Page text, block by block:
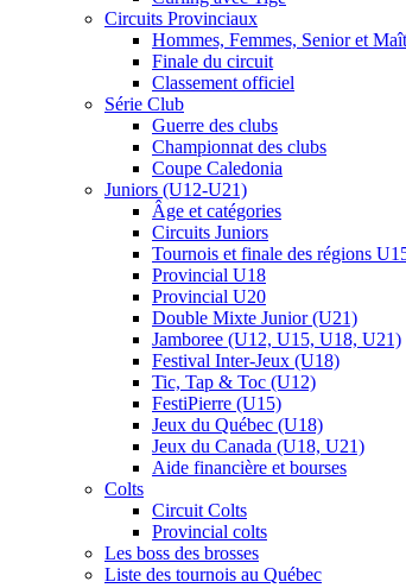
Circuits Provinciaux
Hommes, Femmes, Senior et
Finale du circuit
Classement officiel
Série Club
Guerre des clubs
Championnat des clubs
Coupe Caledonia
Juniors (U12-U21)
Âge et catégories
Circuits Juniors
Tournois et finale des régions
Provincial U18
Provincial U20
Double Mixte Junior (U21)
Jamboree (U12, U15, U18, U21)
Festival Inter-Jeux (U18)
Tic, Tap & Toc (U12)
FestiPierre (U15)
Jeux du Québec (U18)
Jeux du Canada (U18, U21)
Aide financière et bourses
Colts
Circuit Colts
Provincial colts
Les boss des brosses
Liste des tournois au Québec